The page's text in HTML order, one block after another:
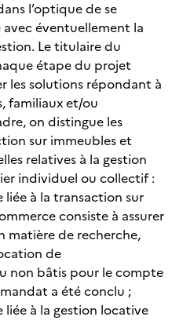
l’optique de se
éventuellement la
Le titulaire du
étape du projet
les solutions répondant à
familiaux et/ou
on distingue les
sur immeubles et
relatives à la gestion
individuel ou collectif :
liée à la transaction sur
consiste à assurer
matière de recherche,
de
non bâtis pour le compte
a été conclu ;
liée à la gestion locative